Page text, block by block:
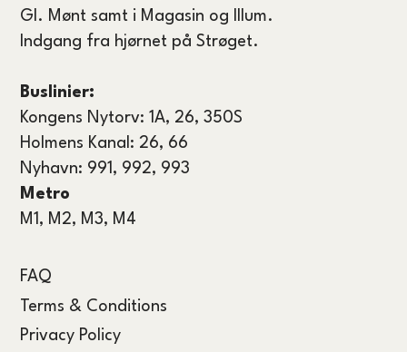
GI. Mønt samt i Magasin og Illum.
Indgang fra hjørnet på Strøget.
Buslinier:
Kongens Nytorv: 1A, 26, 350S
Holmens Kanal: 26, 66
Nyhavn: 991, 992, 993
Metro
M1, M2, M3, M4
FAQ
Terms & Conditions
Privacy Policy